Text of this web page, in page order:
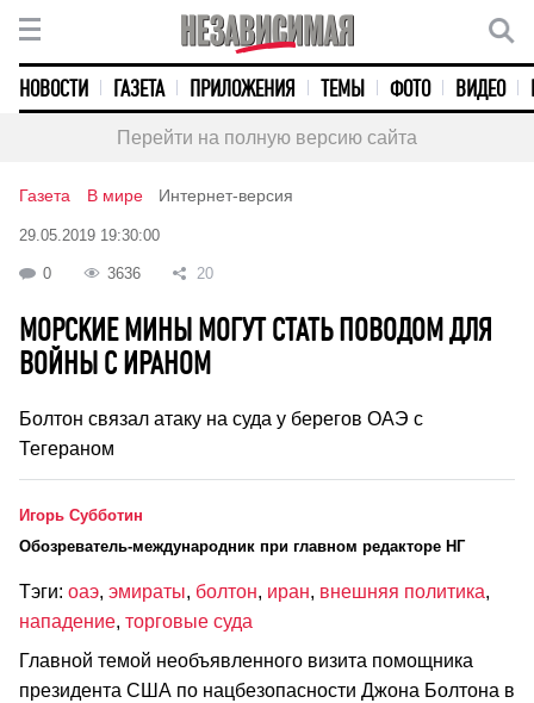
НОВОСТИ ГАЗЕТА ПРИЛОЖЕНИЯ ТЕМЫ ФОТО ВИДЕО
Перейти на полную версию сайта
Газета В мире Интернет-версия
29.05.2019 19:30:00
0 3636 20
МОРСКИЕ МИНЫ МОГУТ СТАТЬ ПОВОДОМ ДЛЯ
ВОЙНЫ С ИРАНОМ
Болтон связал атаку на суда у берегов ОАЭ с
Тегераном
Игорь Субботин
Обозреватель-международник при главном редакторе НГ
Тэги: оаэ, эмираты, болтон, иран, внешняя политика,
нападение, торговые суда
Главной темой необъявленного визита помощника
президента США по нацбезопасности Джона Болтона в